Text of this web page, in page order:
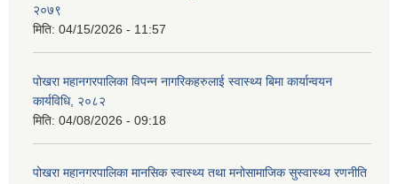
२०७९
मिति: 04/15/2026 - 11:57
पोखरा महानगरपालिका विपन्न नागरिकहरुलाई स्वास्थ्य बिमा कार्यान्वयन
कार्यविधि, २०८२
मिति: 04/08/2026 - 09:18
पोखरा महानगरपालिका मानसिक स्वास्थ्य तथा मनोसामाजिक सुस्वास्थ्य रणनीति